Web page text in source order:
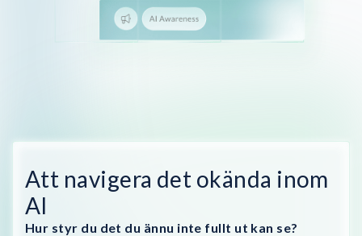
Att navigera det okända inom
AI
Hur styr du det du ännu inte fullt ut kan se?